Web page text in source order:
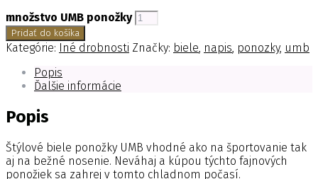
množstvo UMB ponožky
Pridať do košíka
Kategórie: Iné drobnosti Značky: biele, napis, ponozky, umb
Popis
Ďalšie informácie
Popis
Štýlové biele ponožky UMB vhodné ako na športovanie tak
aj na bežné nosenie. Neváhaj a kúpou týchto fajnových
ponožiek sa zahrej v tomto chladnom počasí.